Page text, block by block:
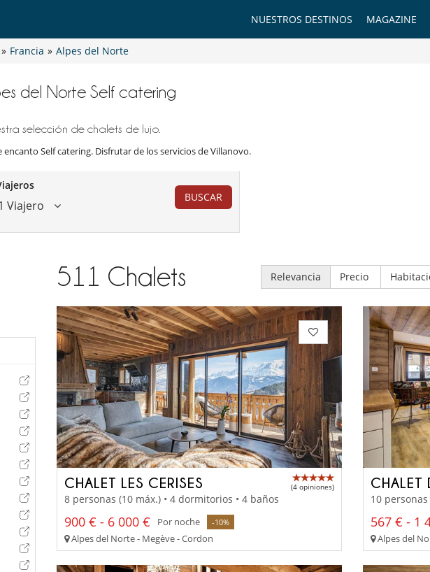
MAGAZINE
NUESTROS DESTINOS
» Francia » Alpes del Norte
del Norte Self catering
selección de chalets de lujo.
Self catering. Disfrutar de los servicios de Villanovo.
Viajero
BUSCAR
511 Chalets Relevancia Precio
CHALET LES CERISES (4 opiniones)
8 personas (10 máx.) • 4 dormitorios • 4 baños
900 € - 6 000 € Por noche -10%
Alpes del Norte - Megève - Cordon
CHALET
10
567 € - 1
Alpes del